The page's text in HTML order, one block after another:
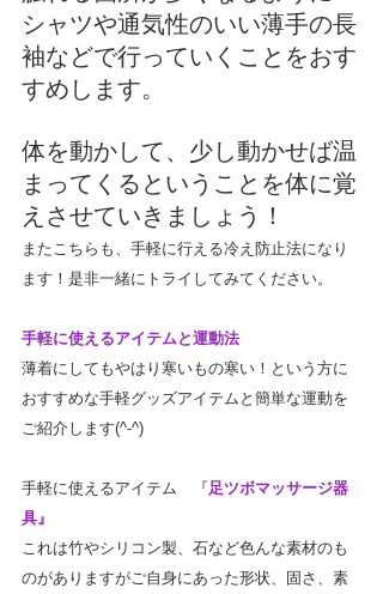
シャツや通気性のいい薄手の長
袖などで行っていくことをおす
すめします。
体を動かして、少し動かせば温
まってくるということを体に覚
えさせていきましょう！
またこちらも、手軽に行える冷え防止法になり
ます！是非一緒にトライしてみてください。
手軽に使えるアイテムと運動法
薄着にしてもやはり寒いもの寒い！という方に
おすすめな手軽グッズアイテムと簡単な運動を
ご紹介します(^-^)
手軽に使えるアイテム　『 足ツボマッサージ器
具』
これは竹やシリコン製、石など色んな素材のも
のがありますがご自身にあった形状、固さ、素